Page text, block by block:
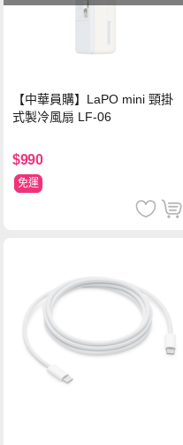
【中華員購】LaPO mini 頸掛
式製冷風扇 LF-06
$990
免運